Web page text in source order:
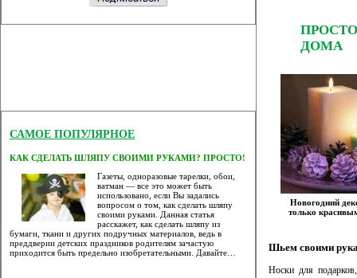
САМОЕ ПОПУЛЯРНОЕ
КАК СДЕЛАТЬ ШЛЯПУ СВОИМИ РУКАМИ? ПРОСТО!
Газеты, одноразовые тарелки, обои,
ватман — все это может быть
использовано, если Вы задались
вопросом о том, как сделать шляпу
своими руками. Данная статья
расскажет, как сделать шляпу из
бумаги, ткани и других подручных материалов, ведь в
преддверии детских праздников родителям зачастую
приходится быть предельно изобретательными. Давайте…
ДОМА
Новогодний
только
Шьем своими
Носки для